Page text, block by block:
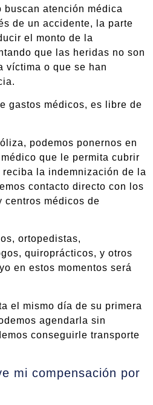
atención médica
de un accidente, la parte
el monto de la
que las heridas no son
víctima o que se han
gastos médicos, es libre de
podemos ponernos en
que le permita cubrir
reciba la indemnización de la
contacto directo con los
centros médicos de
ortopedistas,
quiroprácticos, y otros
en estos momentos será
el mismo día de su primera
agendarla sin
conseguirle transporte
mi compensación por